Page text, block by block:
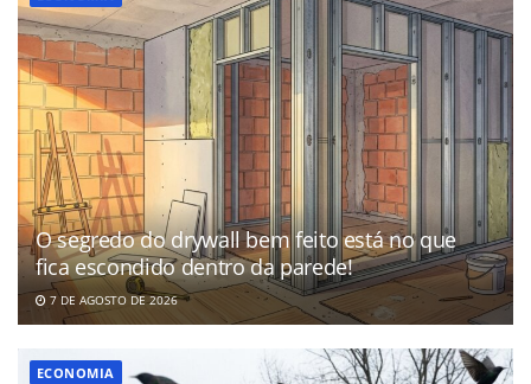
O segredo do drywall bem feito está no que
fica escondido dentro da parede!
7 DE AGOSTO DE 2026
ECONOMIA